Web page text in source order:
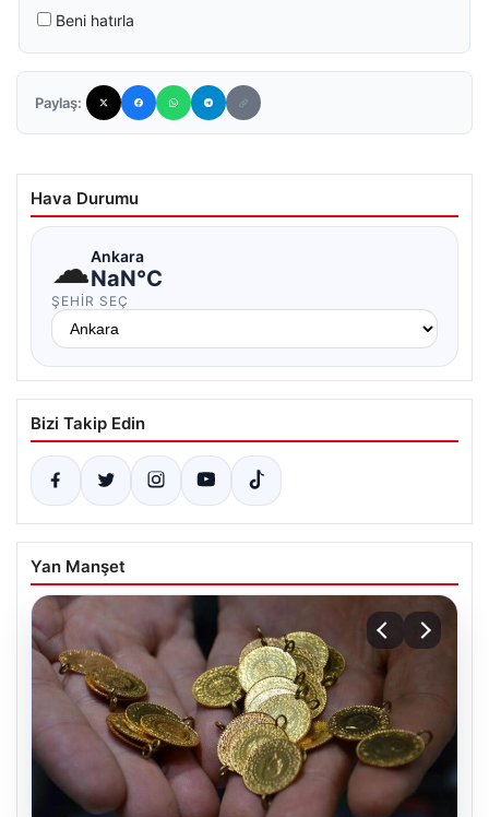
Beni hatırla
Paylaş:
Hava Durumu
☁Ankara
NaN°C
ŞEHIR SEÇ
Bizi Takip Edin
Yan Manşet